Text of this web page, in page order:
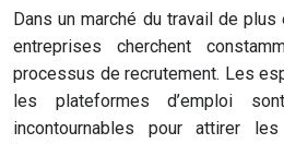
Dans un marché du travail de
entreprises cherchent
processus de recrutement. Les
les plateformes d’emploi
incontournables pour attirer